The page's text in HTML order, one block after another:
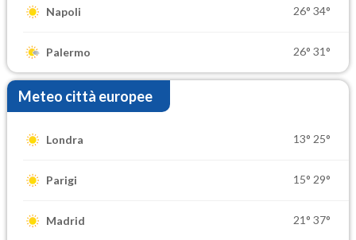
Napoli 26° 34°
Palermo 26° 31°
Meteo città europee
Londra 13° 25°
Parigi 15° 29°
Madrid 21° 37°